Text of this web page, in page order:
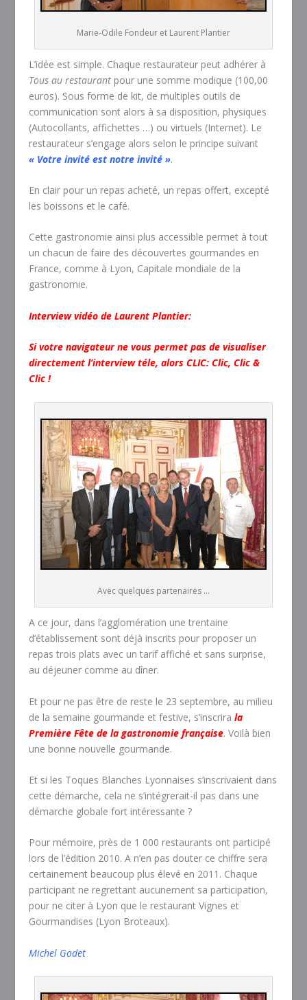
Marie-Odile Fondeur et Laurent Plantier
L’idée est simple. Chaque restaurateur peut adhérer à
Tous au restaurant pour une somme modique (100,00
euros). Sous forme de kit, de multiples outils de
communication sont alors à sa disposition, physiques
(Autocollants, affichettes …) ou virtuels (Internet). Le
restaurateur s’engage alors selon le principe suivant
« Votre invité est notre invité ».
En clair pour un repas acheté, un repas offert, excepté
les boissons et le café.
Cette gastronomie ainsi plus accessible permet à tout
un chacun de faire des découvertes gourmandes en
France, comme à Lyon, Capitale mondiale de la
gastronomie.
Interview vidéo de Laurent Plantier:
Si votre navigateur ne vous permet pas de visualiser
directement l’interview téle, alors CLIC:Clic, Clic &
Clic !
Avec quelques partenaires ...
A ce jour, dans l’agglomération une trentaine
d’établissement sont déjà inscrits pour proposer un
repas trois plats avec un tarif affiché et sans surprise,
au déjeuner comme au dîner.
Et pour ne pas être de reste le 23 septembre, au milieu
de la semaine gourmande et festive, s’inscrirala
Première Fête de la gastronomie française. Voilà bien
une bonne nouvelle gourmande.
Et si les Toques Blanches Lyonnaises s’inscrivaient dans
cette démarche, cela ne s’intégrerait-il pas dans une
démarche globale fort intéressante ?
Pour mémoire, près de 1 000 restaurants ont participé
lors de l’édition 2010. A n’en pas douter ce chiffre sera
certainement beaucoup plus élevé en 2011. Chaque
participant ne regrettant aucunement sa participation,
pour ne citer à Lyon que le restaurant Vignes et
Gourmandises (Lyon Broteaux).
Michel Godet